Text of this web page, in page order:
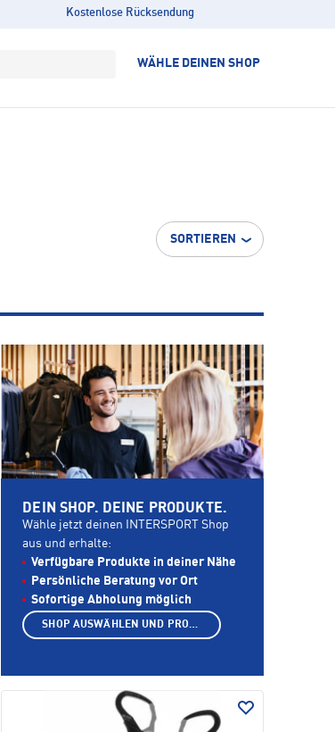
Kostenlose Rücksendung
WÄHLE DEINEN SHOP
SORTIEREN
DEIN SHOP. DEINE PRODUKTE.
Wähle jetzt deinen INTERSPORT Shop
aus und erhalte:
Verfügbare Produkte in deiner Nähe
Persönliche Beratung vor Ort
Sofortige Abholung möglich
SHOP AUSWÄHLEN UND PRODUKTE ANZEIGEN